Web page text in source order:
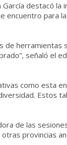
García destacó
encuentro para
de
señaló el
como esta
Estos
de las
provincias